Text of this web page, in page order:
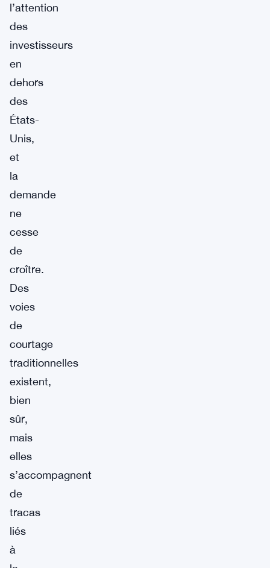
l’attention
des
investisseurs
en
dehors
des
États-
Unis,
et
la
demande
ne
cesse
de
croître.
Des
voies
de
courtage
traditionnelles
existent,
bien
sûr,
mais
elles
s’accompagnent
de
tracas
liés
à